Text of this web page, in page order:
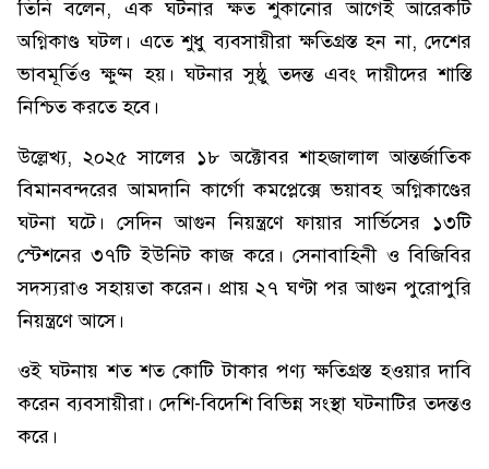
তিনি বলেন, এক ঘটনার ক্ষত শুকানোর আগেই আরেকটি
অগ্নিকাণ্ড ঘটল। এতে শুধু ব্যবসায়ীরা ক্ষতিগ্রস্ত হন না, দেশের
ভাবমূর্তিও ক্ষুণ্ন হয়। ঘটনার সুষ্ঠু তদন্ত এবং দায়ীদের শাস্তি
নিশ্চিত করতে হবে।
উল্লেখ্য, ২০২৫ সালের ১৮ অক্টোবর শাহজালাল আন্তর্জাতিক
বিমানবন্দরের আমদানি কার্গো কমপ্লেক্সে ভয়াবহ অগ্নিকাণ্ডের
ঘটনা ঘটে। সেদিন আগুন নিয়ন্ত্রণে ফায়ার সার্ভিসের ১৩টি
স্টেশনের ৩৭টি ইউনিট কাজ করে। সেনাবাহিনী ও বিজিবির
সদস্যরাও সহায়তা করেন। প্রায় ২৭ ঘণ্টা পর আগুন পুরোপুরি
নিয়ন্ত্রণে আসে।
ওই ঘটনায় শত শত কোটি টাকার পণ্য ক্ষতিগ্রস্ত হওয়ার দাবি
করেন ব্যবসায়ীরা। দেশি-বিদেশি বিভিন্ন সংস্থা ঘটনাটির তদন্তও
করে।